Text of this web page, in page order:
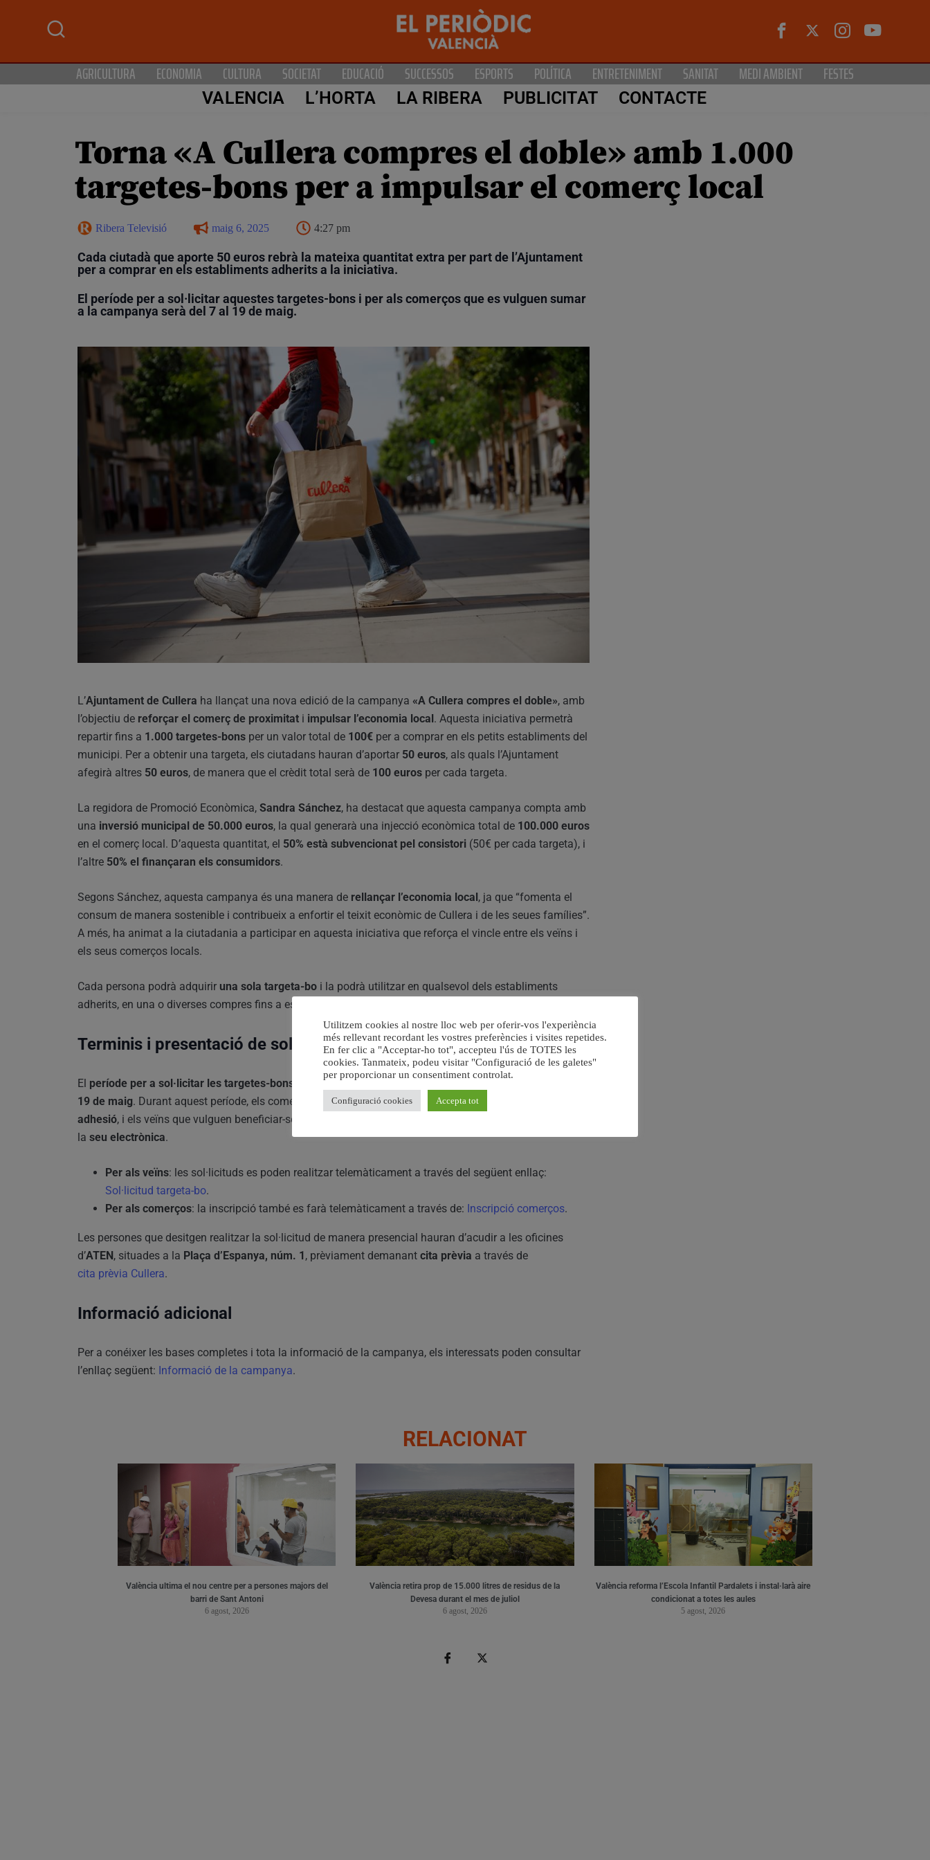
AGRICULTURA ECONOMIA CULTURA SOCIETAT EDUCACIÓ SUCCESSOS ESPORTS POLÍTICA ENTRETENIMENT SANITAT MEDI AMBIENT FESTES
VALENCIA L’HORTA LA RIBERA PUBLICITAT CONTACTE
Torna «A Cullera compres el doble» amb 1.000
targetes-bons per a impulsar el comerç local
Ribera Televisió maig 6, 2025 4:27 pm
Cada ciutadà que aporte 50 euros rebrà la mateixa quantitat extra per part de l’Ajuntament
per a comprar en els establiments adherits a la iniciativa.
El període per a sol·licitar aquestes targetes-bons i per als comerços que es vulguen sumar
a la campanya serà del 7 al 19 de maig.
L’Ajuntament de Cullera ha llançat una nova edició de la campanya «A Cullera compres el doble», amb
l’objectiu de reforçar el comerç de proximitat i impulsar l’economia local . Aquesta iniciativa permetrà
repartir fins a 1.000 targetes-bons per un valor total de 100€ per a comprar en els petits establiments del
municipi. Per a obtenir una targeta, els ciutadans hauran d’aportar 50 euros, als quals l’Ajuntament
afegirà altres 50 euros, de manera que el crèdit total serà de 100 euros per cada targeta.
La regidora de Promoció Econòmica, Sandra Sánchez, ha destacat que aquesta campanya compta amb
una inversió municipal de 50.000 euros, la qual generarà una injecció econòmica total de 100.000 euros
en el comerç local. D’aquesta quantitat, el 50% està subvencionat pel consistori (50€ per cada targeta), i
l’altre 50% el finançaran els consumidors.
Segons Sánchez, aquesta campanya és una manera de rellançar l’economia local , ja que “fomenta el
consum de manera sostenible i contribueix a enfortir el teixit econòmic de Cullera i de les seues famílies”.
A més, ha animat a la ciutadania a participar en aquesta iniciativa que reforça el vincle entre els veïns i
els seus comerços locals.
Cada persona podrà adquirir una sola targeta-bo i la podrà utilitzar en qualsevol dels establiments
adherits, en una o diverses compres fins a esgotar el crèdit disponible.
Terminis i presentació de sol·licituds
El període per a sol·licitar les targetes-bons i per a inscriure els comerços
19 de maig. Durant aquest període, els comerços interessats en participar hauran de
adhesió, i els veïns que vulguen beneficiar-se de la iniciativa podran
la seu electrònica.
Per als veïns: les sol·licituds es poden realitzar telemàticament a través del següent enllaç:
Sol·licitud targeta-bo.
Per als comerços: la inscripció també es farà telemàticament a través de: Inscripció comerços.
Les persones que desitgen realitzar la sol·licitud de manera presencial hauran d’acudir a les oficines
d’ATEN , situades a la Plaça d’Espanya, núm. 1 , prèviament demanant cita prèvia a través de
cita prèvia Cullera.
Informació adicional
Per a conéixer les bases completes i tota la informació de la campanya, els interessats poden consultar
l’enllaç següent: Informació de la campanya.
RELACIONAT
València ultima el nou centre per a persones majors del
barri de Sant Antoni
6 agost, 2026
València retira prop de 15.000 litres de residus de la
Devesa durant el mes de juliol
6 agost, 2026
València reforma l’Escola Infantil Pardalets i instal·larà aire
condicionat a totes les aules
5 agost, 2026
Utilitzem cookies al nostre lloc web per oferir-vos l'experiència
més rellevant recordant les vostres preferències i visites repetides.
En fer clic a "Acceptar-ho tot", accepteu l'ús de TOTES les
cookies. Tanmateix, podeu visitar "Configuració de les galetes"
per proporcionar un consentiment controlat.
Configuració cookies Accepta tot